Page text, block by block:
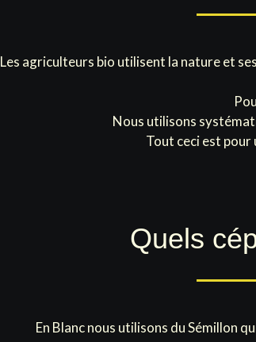
Les agriculteurs bio utilisent la nature et
Nous utilisons
Tout ceci est
Quels
En Blanc nous utilisons du Sémillon